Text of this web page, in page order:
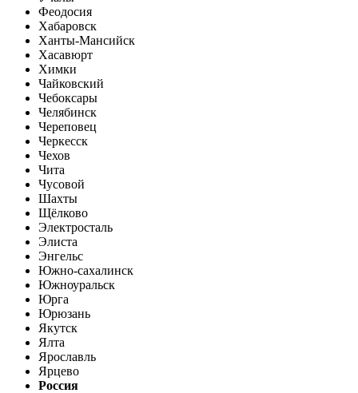
Феодосия
Хабаровск
Ханты-Мансийск
Хасавюрт
Химки
Чайковский
Чебоксары
Челябинск
Череповец
Черкесск
Чехов
Чита
Чусовой
Шахты
Щёлково
Электросталь
Элиста
Энгельс
Южно-сахалинск
Южноуральск
Юрга
Юрюзань
Якутск
Ялта
Ярославль
Ярцево
Россия